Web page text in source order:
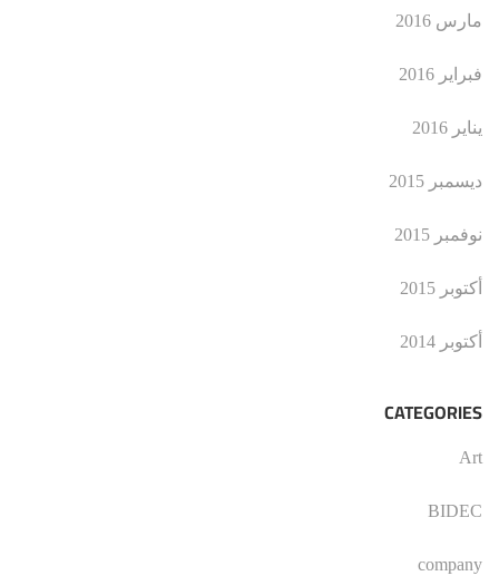
مارس 2016
فبراير 2016
يناير 2016
ديسمبر 2015
نوفمبر 2015
أكتوبر 2015
أكتوبر 2014
CATEGORIES
Art
BIDEC
company